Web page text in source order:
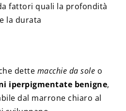
fattori quali la profondità
la durata
dette macchie da sole o
iperpigmentate benigne,
dal marrone chiaro al